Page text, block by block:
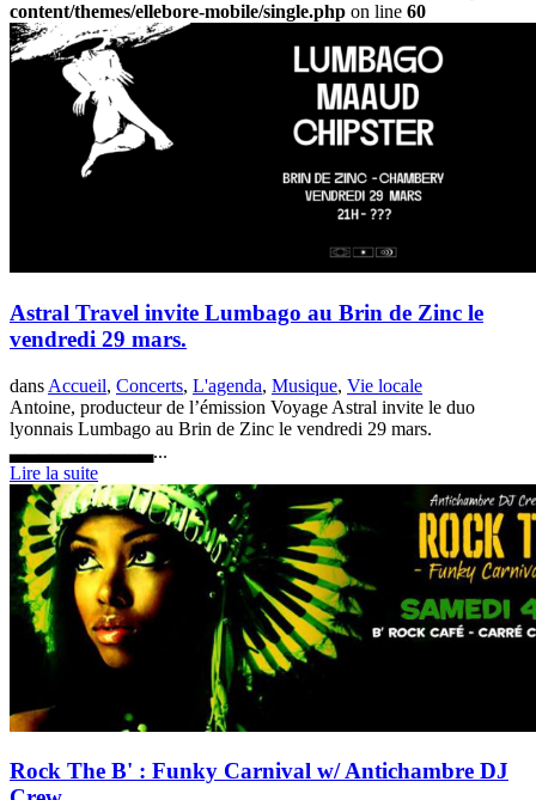
content/themes/ellebore-mobile/single.php on line 60
Astral Travel invite Lumbago au Brin de Zinc le
vendredi 29 mars.
dans Accueil, Concerts, L'agenda, Musique, Vie locale
Antoine, producteur de l’émission Voyage Astral invite le duo
lyonnais Lumbago au Brin de Zinc le vendredi 29 mars.
▃▃▃▃▃▃▃▃▃▃...
Lire la suite
Rock The B' : Funky Carnival w/ Antichambre DJ